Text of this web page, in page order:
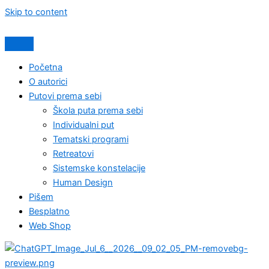
Skip to content
Početna
O autorici
Putovi prema sebi
Škola puta prema sebi
Individualni put
Tematski programi
Retreatovi
Sistemske konstelacije
Human Design
Pišem
Besplatno
Web Shop